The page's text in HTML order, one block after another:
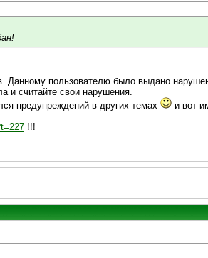
Данному пользователю было выдано
и считайте свои нарушения.
предупреждений в других темах
и вот
!!!